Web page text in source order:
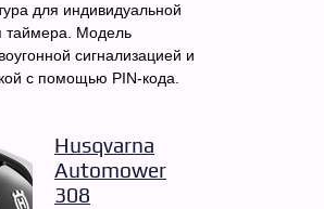
для индивидуальной
таймера. Модель
сигнализацией и
с помощью PIN-кода.
Husqvarna
Automower
308